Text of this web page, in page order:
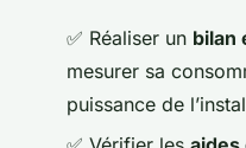
✅ Réaliser un bilan
mesurer sa
puissance de